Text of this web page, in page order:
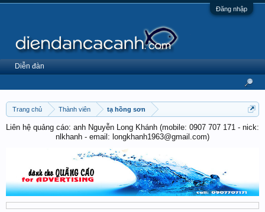
Đăng nhập
Trang chủ Thành viên tạ hồng sơn
Liên hệ quảng cáo: anh Nguyễn Long Khánh (mobile: 0907 707 171 - nick:
nlkhanh - email: longkhanh1963@gmail.com)
Diễn đàn